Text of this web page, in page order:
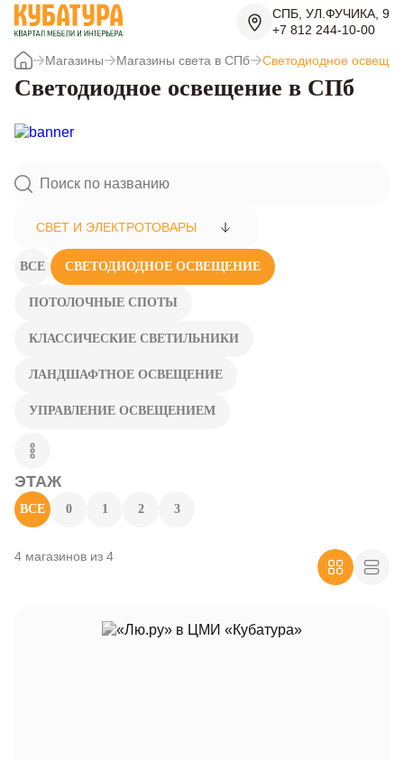
СПБ, УЛ.ФУЧИКА, 9
+7 812 244-10-00
Магазины Магазины света в СПб Светодиодное
Светодиодное освещение в СПб
СВЕТ И ЭЛЕКТРОТОВАРЫ
ВСЕ СВЕТОДИОДНОЕ ОСВЕЩЕНИЕ
ПОТОЛОЧНЫЕ СПОТЫ
КЛАССИЧЕСКИЕ СВЕТИЛЬНИКИ
ЛАНДШАФТНОЕ ОСВЕЩЕНИЕ
УПРАВЛЕНИЕ ОСВЕЩЕНИЕМ
ЭТАЖ
ВСЕ 0 1 2 3
4 магазинов из 4